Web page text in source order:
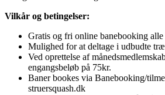
Vilkår og betingelser:
Gratis og fri online banebooking alle
Mulighed for at deltage i udbudte
Ved oprettelse af
engangsbeløb på 75kr.
Baner bookes via Banebooking/
struersquash.dk